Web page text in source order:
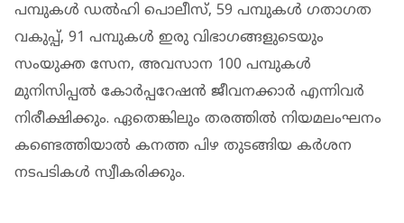
പമ്പുകൾ ഡൽഹി പൊലീസ്, 59 പമ്പുകൾ ഗതാഗത
വകുപ്പ്, 91 പമ്പുകൾ ഇരു വിഭാഗങ്ങളുടെയും
സംയുക്ത സേന, അവസാന 100 പമ്പുകൾ
മുനിസിപ്പൽ കോർപ്പറേഷൻ ജീവനക്കാർ എന്നിവർ
നിരീക്ഷിക്കും. ഏതെങ്കിലും തരത്തിൽ നിയമലംഘനം
കണ്ടെത്തിയാൽ കനത്ത പിഴ തുടങ്ങിയ കർശന
നടപടികൾ സ്വീകരിക്കും.